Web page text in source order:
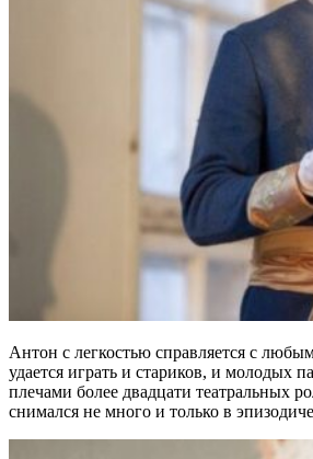
Антон с легкостью справляется с
удается играть и стариков, и молодых
плечами более двадцати театральных
снимался не много и только в